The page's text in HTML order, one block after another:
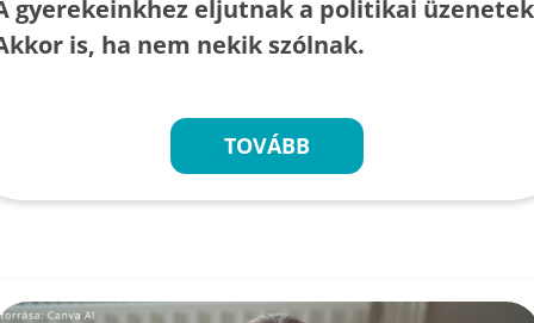
gyerekeinkhez eljutnak a politikai
is, ha nem nekik szólnak.
TOVÁBB